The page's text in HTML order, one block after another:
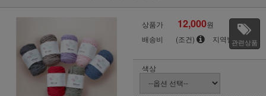
상품가 12,000원
배송비
(조건) 지역별관련상품
색상